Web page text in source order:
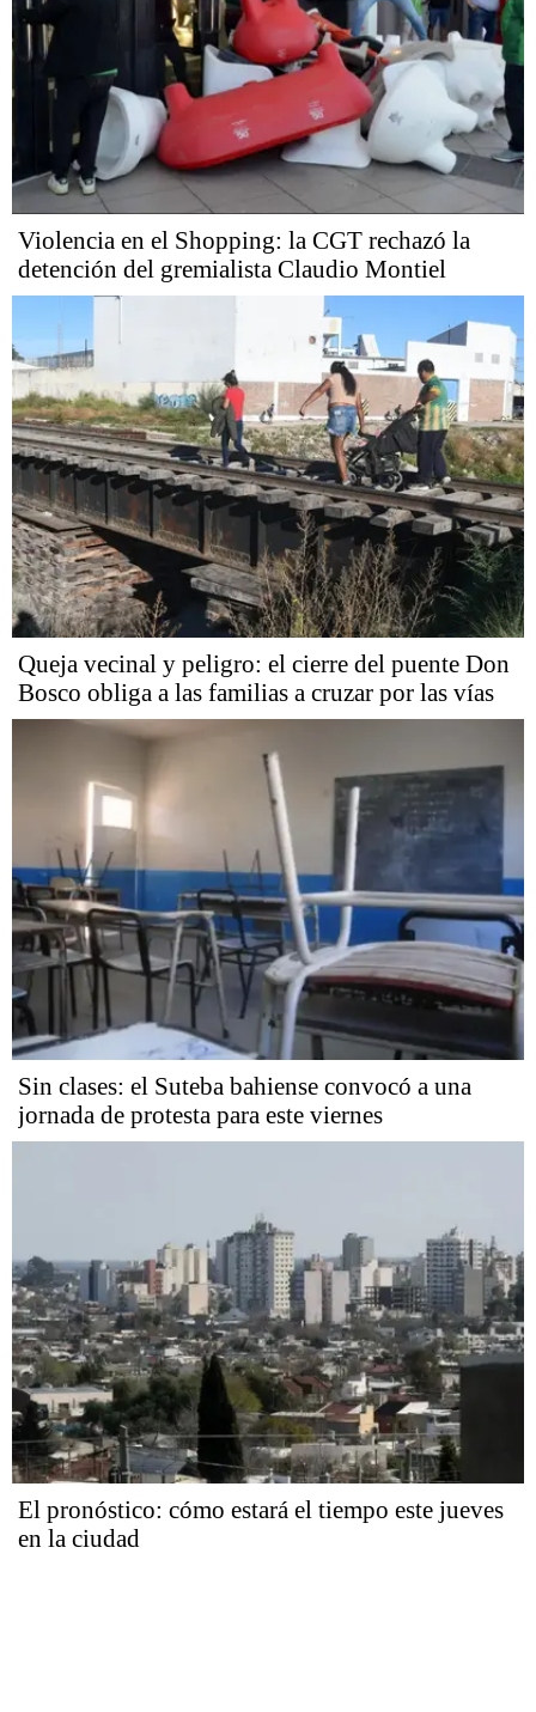
Violencia en el Shopping: la CGT rechazó la
detención del gremialista Claudio Montiel
Queja vecinal y peligro: el cierre del puente Don
Bosco obliga a las familias a cruzar por las vías
Sin clases: el Suteba bahiense convocó a una
jornada de protesta para este viernes
El pronóstico: cómo estará el tiempo este jueves
en la ciudad